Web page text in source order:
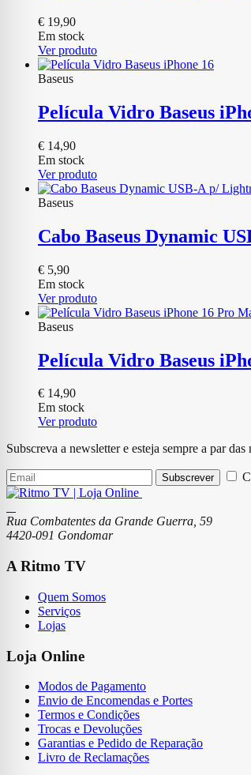
€ 19,90
Em stock
Ver produto
Baseus
Película Vidro Baseus
€ 14,90
Em stock
Ver produto
Baseus
Cabo Baseus Dynamic
€ 5,90
Em stock
Ver produto
Baseus
Película Vidro Baseus
€ 14,90
Em stock
Ver produto
Subscreva a newsletter e esteja sempre a par
Subscrever
Rua Combatentes da Grande Guerra, 59
4420-091 Gondomar
A Ritmo TV
Quem Somos
Serviços
Lojas
Loja Online
Modos de Pagamento
Envio de Encomendas e Portes
Termos e Condições
Trocas e Devoluções
Garantias e Pedido de Reparação
Livro de Reclamações